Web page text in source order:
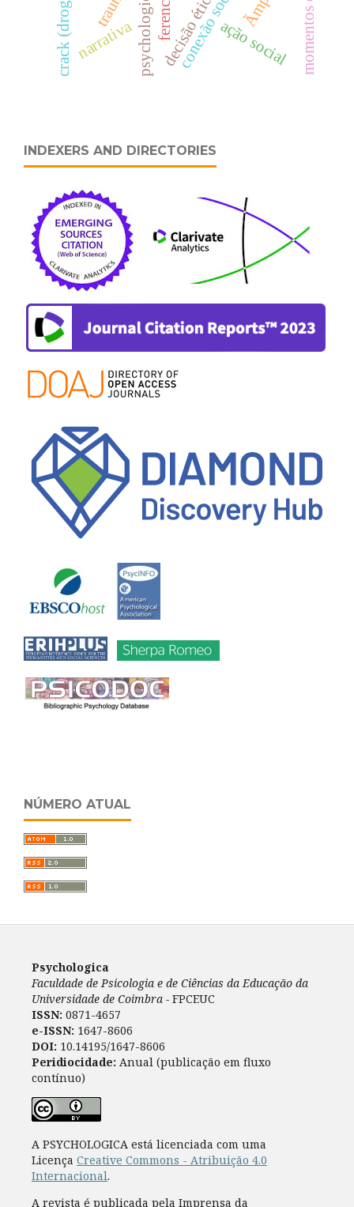
psychologica
narrativa
crack (droga) conexão socialação social
decisão ética
ferenczi
INDEXERS AND DIRECTORIES
NÚMERO ATUAL
Psychologica
Faculdade de Psicologia e de Ciências da Educação da
Universidade de Coimbra - FPCEUC
ISSN: 0871-4657
e-ISSN: 1647-8606
DOI: 10.14195/1647-8606
Peridiocidade: Anual (publicação em fluxo
contínuo)
A PSYCHOLOGICA está licenciada com uma
Licença Creative Commons - Atribuição 4.0
Internacional.
A revista é publicada pela Imprensa da